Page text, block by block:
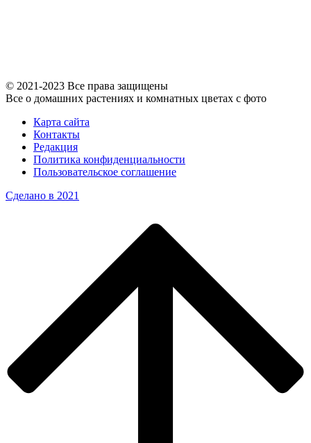
© 2021-2023 Все права защищены
Все о домашних растениях и комнатных цветах с фото
Карта сайта
Контакты
Редакция
Политика конфиденциальности
Пользовательское соглашение
Сделано в 2021